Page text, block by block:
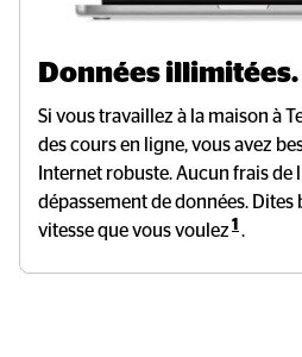
Données
Si vous travaillez à la maison à
des cours en ligne, vous avez
Internet robuste. Aucun frais
dépassement de données.
vitesse que vous voulez 1 .